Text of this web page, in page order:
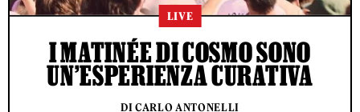
LIVE
I MATINÉE DI COSMO SONO
UN’ESPERIENZA CURATIVA
DI CARLO ANTONELLI